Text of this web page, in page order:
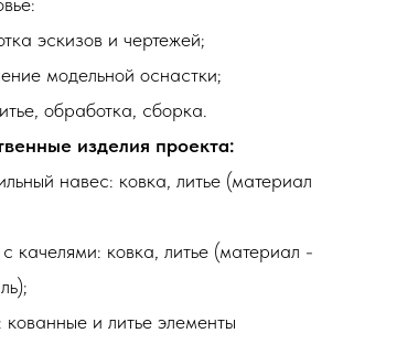
эскизов и чертежей;
модельной оснастки;
обработка, сборка.
изделия проекта:
навес: ковка, литье (материал
качелями: ковка, литье (материал -
и литье элементы